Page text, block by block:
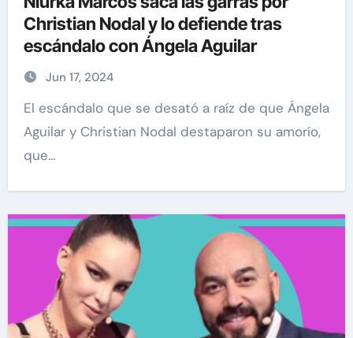
Christian Nodal y lo defiende tras
escándalo con Ángela Aguilar
Jun 17, 2024
El escándalo que se desató a raíz de que Ángela
Aguilar y Christian Nodal destaparon su amorío,
que…